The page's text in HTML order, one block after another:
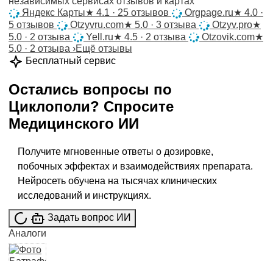
Яндекс Карты★ 4.1 · 25 отзывов Orgpage.ru★ 4.0 ·
5 отзывов
Otzyvru.com★ 5.0 · 3 отзыва Otzyv.pro★
5.0 · 2 отзыва
Yell.ru★ 4.5 · 2 отзыва Otzovik.com★
5.0 · 2 отзыва ›Ещё отзывы
Бесплатный сервис
Остались вопросы по
Циклополи? Спросите
Медицинского ИИ
Получите мгновенные ответы о дозировке,
побочных эффектах и взаимодействиях препарата.
Нейросеть обучена на тысячах клинических
исследований и инструкциях.
Задать вопрос ИИ
Аналоги